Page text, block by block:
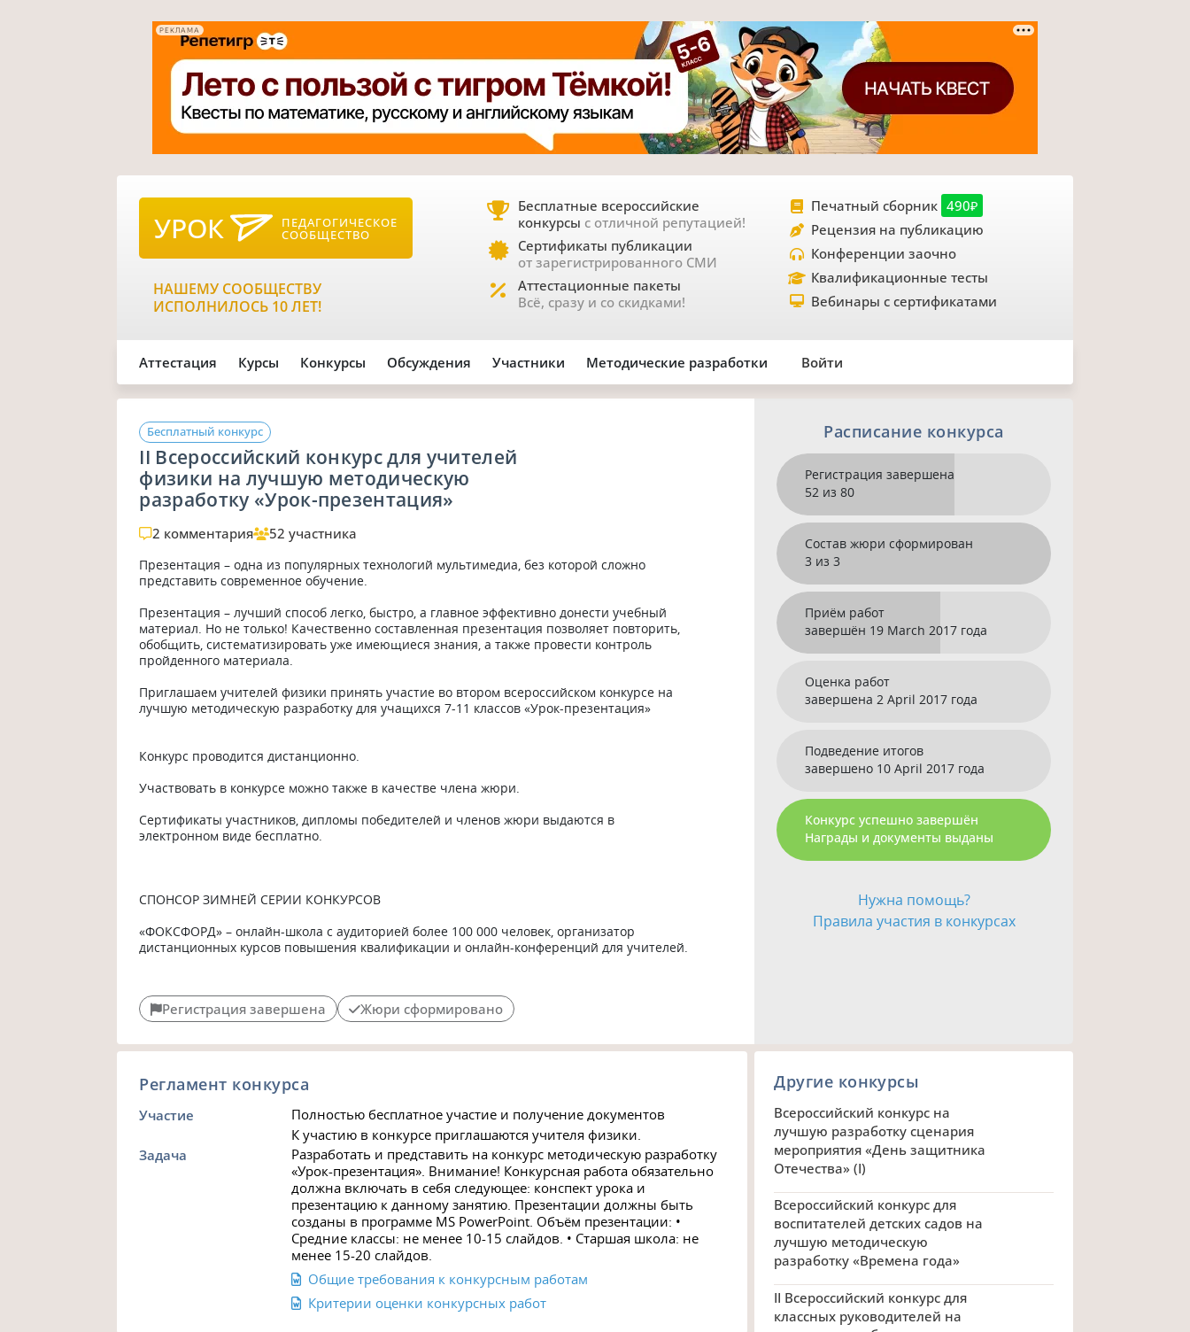
РЕКЛАМА
УРОК ПЕДАГОГИЧЕСКОЕ
СООБЩЕСТВО
НАШЕМУ СООБЩЕСТВУ
ИСПОЛНИЛОСЬ 10 ЛЕТ!
Бесплатные всероссийские
конкурсы с отличной репутацией!
Сертификаты публикации
от зарегистрированного СМИ
Аттестационные пакеты
Всё, сразу и со скидками!
Печатный сборник 490₽
Рецензия на публикацию
Конференции заочно
Квалификационные тесты
Вебинары с сертификатами
Аттестация Курсы Конкурсы Обсуждения Участники Методические разработки Войти
Бесплатный конкурс
II Всероссийский конкурс для учителей
физики на лучшую методическую
разработку «Урок-презентация»
2 комментария 52 участника
Презентация – одна из популярных технологий мультимедиа, без которой сложно
представить современное обучение.
Презентация – лучший способ легко, быстро, а главное эффективно донести учебный
материал. Но не только! Качественно составленная презентация позволяет повторить,
обобщить, систематизировать уже имеющиеся знания, а также провести контроль
пройденного материала.
Приглашаем учителей физики принять участие во втором всероссийском конкурсе на
лучшую методическую разработку для учащихся 7-11 классов «Урок-презентация»
Конкурс проводится дистанционно.
Участвовать в конкурсе можно также в качестве члена жюри.
Сертификаты участников, дипломы победителей и членов жюри выдаются в
электронном виде бесплатно.
СПОНСОР ЗИМНЕЙ СЕРИИ КОНКУРСОВ
«ФОКСФОРД» – онлайн-школа с аудиторией более 100 000 человек, организатор
дистанционных курсов повышения квалификации и онлайн-конференций для учителей.
Регистрация завершена Жюри сформировано
Расписание конкурса
Регистрация завершена
52 из 80
Состав жюри сформирован
3 из 3
Приём работ
завершён 19 March 2017 года
Оценка работ
завершена 2 April 2017 года
Подведение итогов
завершено 10 April 2017 года
Конкурс успешно завершён
Награды и документы выданы
Нужна помощь?
Правила участия в конкурсах
Регламент конкурса
Участие
Полностью бесплатное участие и получение документов
К участию в конкурсе приглашаются учителя физики.
Задача
Разработать и представить на конкурс методическую разработку
«Урок-презентация». Внимание! Конкурсная работа обязательно
должна включать в себя следующее: конспект урока и
презентацию к данному занятию. Презентации должны быть
созданы в программе MS PowerPoint. Объём презентации: •
Средние классы: не менее 10-15 слайдов. • Старшая школа: не
менее 15-20 слайдов.
Общие требования к конкурсным работам
Критерии оценки конкурсных работ
Другие конкурсы
Всероссийский конкурс на
лучшую разработку сценария
мероприятия «День защитника
Отечества» (I)
Всероссийский конкурс для
воспитателей детских садов на
лучшую методическую
разработку «Времена года»
II Всероссийский конкурс для
классных руководителей на